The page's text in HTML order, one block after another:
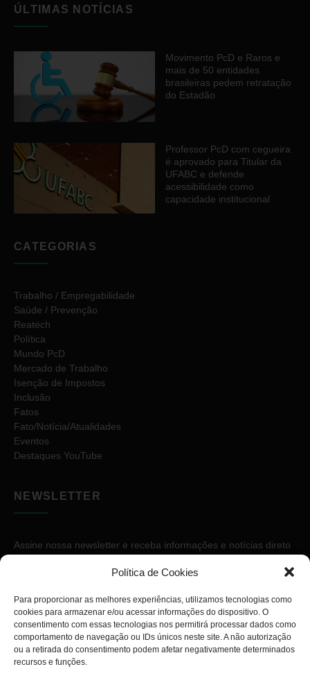
Política de Cookies
Para proporcionar as melhores experiências, utilizamos tecnologias como
cookies para armazenar e/ou acessar informações do dispositivo. O
consentimento com essas tecnologias nos permitirá processar dados como
comportamento de navegação ou IDs únicos neste site. A não autorização
ou a retirada do consentimento podem afetar negativamente determinados
recursos e funções.
ÚLTIMAS NOTÍCIAS
Movimento PcD e Raros e
mais de 50 entidades
brasileiras pedem retratação
do Estadão
Professor PcD com cegueira
é aprovado para Titular da
UFABC e defende
acessibilidade como
capacidade institucional
CATEGORIAS
Trabalho / Empregabilidade
Saúde / Prevenção
Reatech
Política
Mundo PcD
Mercado de Trabalho
Isenção de Impostos
Inclusão
Fatos
Fato/Notícia/Atualidades
Eventos
Destaques YouTube
NEWSLETTER
Assine nossa newsletter e receba informações e notícias direto